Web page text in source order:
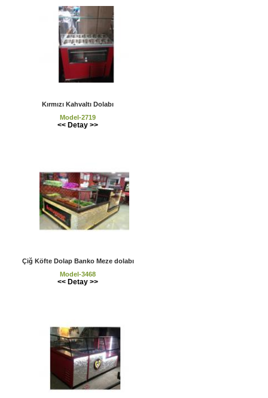
Kırmızı Kahvaltı Dolabı
Model-2719
<< Detay >>
Çiğ Köfte Dolap Banko Meze dolabı
Model-3468
<< Detay >>